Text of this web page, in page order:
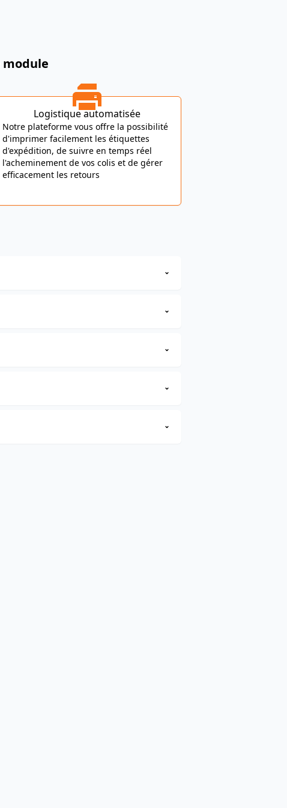
module
Logistique automatisée
Notre plateforme vous offre la possibilité
d'imprimer facilement les étiquettes
d'expédition, de suivre en temps réel
l'acheminement de vos colis et de gérer
efficacement les retours